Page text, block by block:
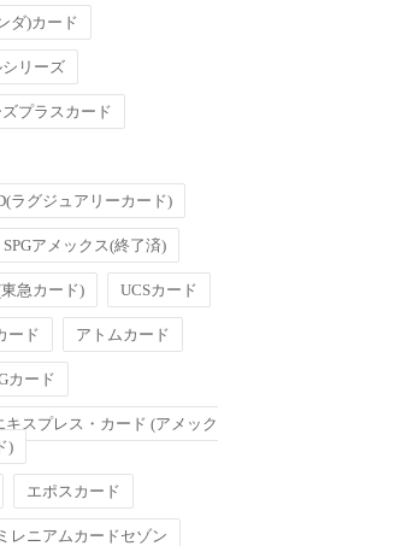
ダ)カード
リーズ
プラスカード
ラグジュアリーカード)
SPGアメックス(終了済)
急カード) UCSカード
ード アトムカード
カード
キスプレス・カード (アメック
)
エポスカード
レニアムカードセゾン